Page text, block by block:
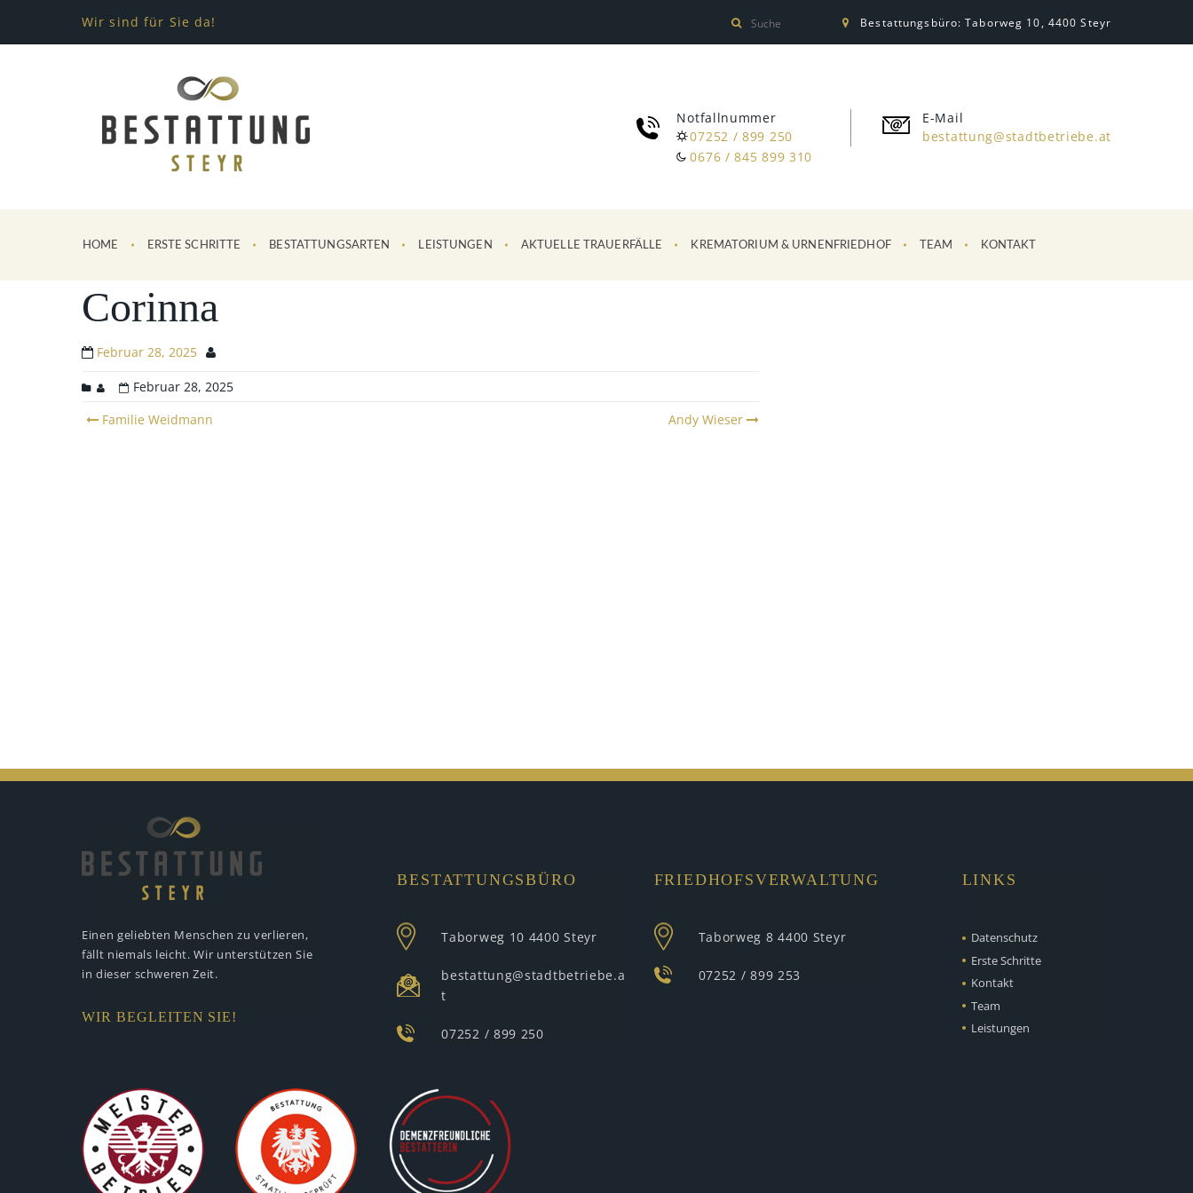
Wir sind für Sie da! Bestattungsbüro: Taborweg 10, 4400 Steyr
Notfallnummer
07252 / 899 250
0676 / 845 899 310
E-Mail
bestattung@stadtbetriebe.at
HOME ERSTE SCHRITTE BESTATTUNGSARTEN LEISTUNGEN AKTUELLE TRAUERFÄLLE KREMATORIUM & URNENFRIEDHOF TEAM KONTAKT
Corinna
Februar 28, 2025
Februar 28, 2025
Post
Familie Weidmann Andy Wieser
Einen geliebten Menschen zu verlieren,
fällt niemals leicht. Wir unterstützen Sie
in dieser schweren Zeit.
WIR BEGLEITEN SIE!
BESTATTUNGSBÜRO
Taborweg 10 4400 Steyr
bestattung@stadtbetriebe.a
t
07252 / 899 250
FRIEDHOFSVERWALTUNG
Taborweg 8 4400 Steyr
07252 / 899 253
LINKS
Datenschutz
Erste Schritte
Kontakt
Team
Leistungen